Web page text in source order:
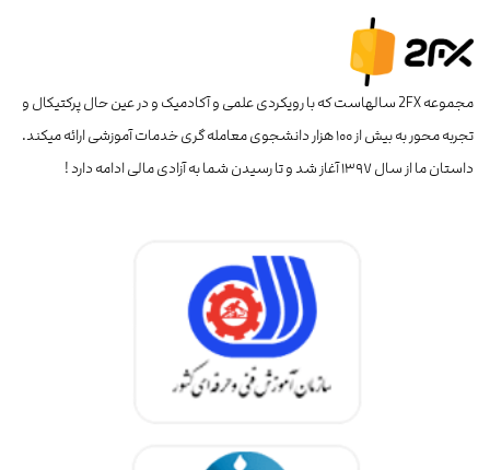
مجموعه 2FX سالهاست که با رویکردی علمی و آکادمیک و در عین حال پرکتیکال و
تجربه محور به بیش از ۱۰۰ هزار دانشجوی معامله گری خدمات آموزشی ارائه میکند.
داستان ما از سال ۱۳۹۷ آغاز شد و تا رسیدن شما به آزادی مالی ادامه دارد !